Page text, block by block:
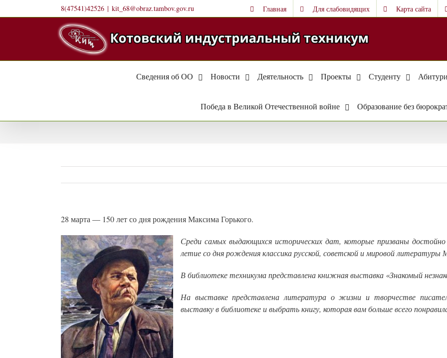
to
8(47541)42526 | kit_68@obraz.tambov.gov.ru Главная Для слабовидящих Карта сайта
Сведения об ОО Новости Деятельность Проекты Студенту
Победа в Великой Отечественной войне Образование без
28 марта — 150 лет со дня рождения Максима Горького.
Среди самых выдающихся исторических дат, которые призваны
летие со дня рождения классика русской, советской и мировой литературы
В библиотеке техникума представлена книжная выставка «Знакомый
На выставке представлена литература о жизни и творчестве
выставку в библиотеке и выбрать книгу, которая вам больше всего